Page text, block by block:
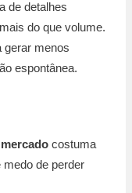
de detalhes
do que volume.
gerar menos
espontânea.
costuma
medo de perder